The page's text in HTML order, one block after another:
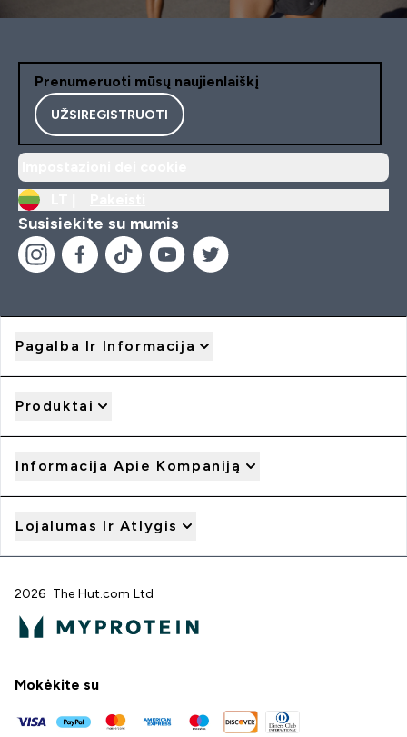
Prenumeruoti mūsų naujienlaiškį
UŽSIREGISTRUOTI
Susisiekite su mumis
Pagalba Ir Informacija
Produktai
Informacija Apie Kompaniją
Lojalumas Ir Atlygis
2026 The Hut.com Ltd
Mokėkite su